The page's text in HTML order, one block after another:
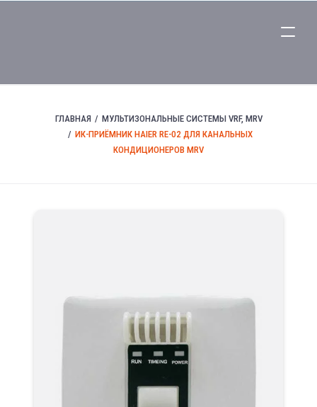
ГЛАВНАЯ
МУЛЬТИЗОНАЛЬНЫЕ СИСТЕМЫ VRF, MRV
ИК-ПРИЁМНИК HAIER RE-02 ДЛЯ КАНАЛЬНЫХ
КОНДИЦИОНЕРОВ MRV